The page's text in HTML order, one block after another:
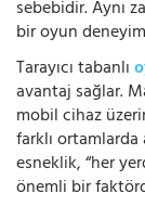
sebebidir. Aynı
bir oyun
Tarayıcı tabanlı
avantaj sağlar.
mobil cihaz
farklı ortamlarda
esneklik, “her
önemli bir